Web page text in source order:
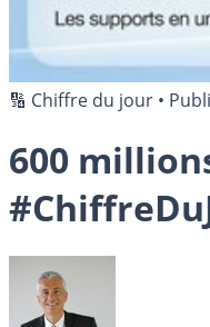
🔢 Chiffre du jour •
600